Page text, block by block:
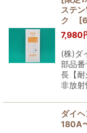
ステ
ク
[
7,980
(株)ダ
部品
長【
非放
ダイ
180A